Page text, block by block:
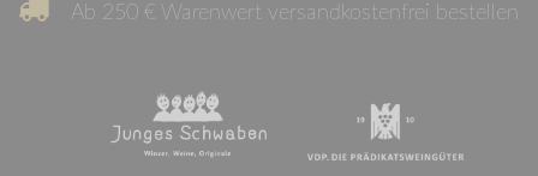
Ab 250 € Warenwert versandkostenfrei bestellen